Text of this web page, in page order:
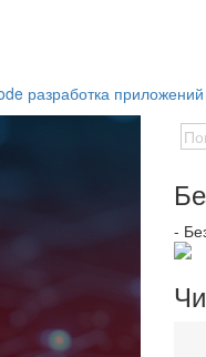
разработка приложений
-